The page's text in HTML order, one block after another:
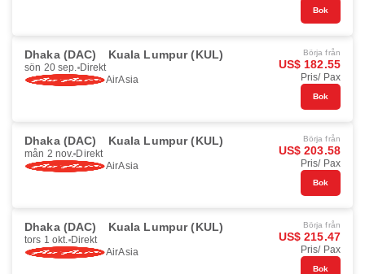
Bok
Dhaka (DAC) Kuala Lumpur (KUL)
sön 20 sep. Direkt
AirAsia
Börja från
US$ 182.55
Pris/ Pax
Bok
Dhaka (DAC) Kuala Lumpur (KUL)
mån 2 nov. Direkt
AirAsia
Börja från
US$ 203.58
Pris/ Pax
Bok
Dhaka (DAC) Kuala Lumpur (KUL)
tors 1 okt. Direkt
AirAsia
Börja från
US$ 215.47
Pris/ Pax
Bok